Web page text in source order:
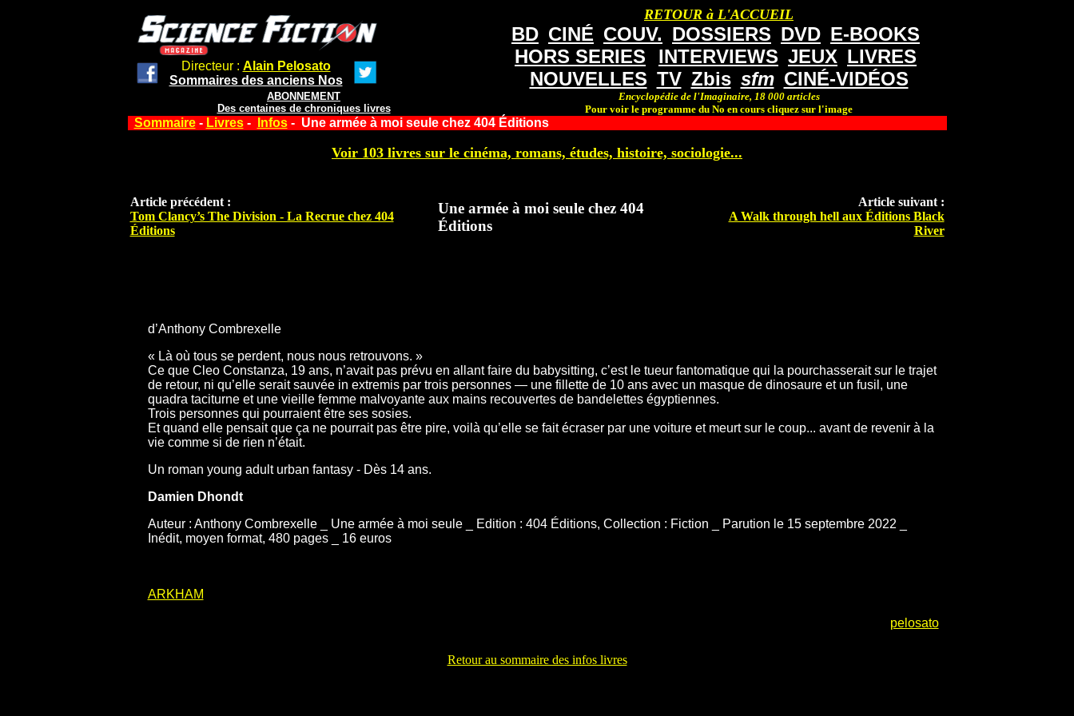
Directeur : Alain Pelosato
Sommaires des anciens Nos
ABONNEMENT
Des centaines de chroniques livres
RETOUR à L'ACCUEIL
BD CINÉ COUV. DOSSIERS DVD E-BOOKS
HORS SERIES
INTERVIEWS JEUX LIVRES
NOUVELLES TV Zbis sfm CINÉ-VIDÉOS
Encyclopédie de l'Imaginaire, 18 000 articles
Pour voir le programme du No en cours cliquez sur l'image
Sommaire- Livres- Infos- Une armée à moi seule chez 404 Éditions
Voir 103 livres sur le cinéma, romans, études, histoire, sociologie...
Article précédent :
Tom Clancy’s The Division - La Recrue chez 404
Éditions
Une armée à moi seule chez 404
Éditions
Article suivant :
A Walk through hell aux Éditions Black
River
d’Anthony Combrexelle
« Là où tous se perdent, nous nous retrouvons. »
Ce que Cleo Constanza, 19 ans, n’avait pas prévu en allant faire du babysitting, c’est le tueur fantomatique qui la pourchasserait sur le trajet
de retour, ni qu’elle serait sauvée in extremis par trois personnes — une fillette de 10 ans avec un masque de dinosaure et un fusil, une
quadra taciturne et une vieille femme malvoyante aux mains recouvertes de bandelettes égyptiennes.
Trois personnes qui pourraient être ses sosies.
Et quand elle pensait que ça ne pourrait pas être pire, voilà qu’elle se fait écraser par une voiture et meurt sur le coup... avant de revenir à la
vie comme si de rien n’était.
Un roman young adult urban fantasy - Dès 14 ans.
Damien Dhondt
Auteur : Anthony Combrexelle _ Une armée à moi seule _ Edition : 404 Éditions, Collection : Fiction _ Parution le 15 septembre 2022 _
Inédit, moyen format, 480 pages _ 16 euros
ARKHAM
pelosato
Retour au sommaire des infos livres